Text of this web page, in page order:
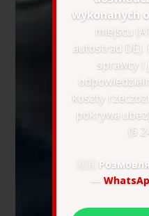
wykonanych
miejscu
autostrad DE).
sprawcy i
koszty
pokrywa
(§
🇺🇦
—